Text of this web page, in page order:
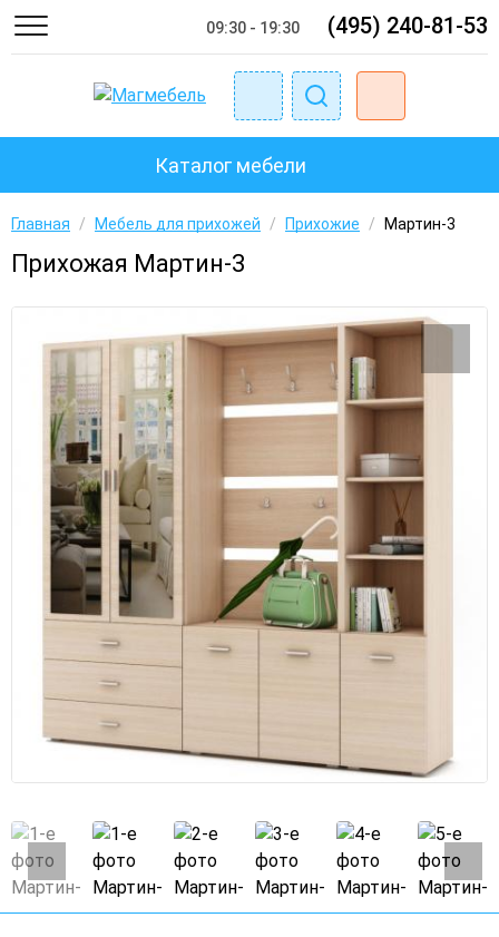
09:30 - 19:30 (495) 240-81-53
Каталог мебели
Главная / Мебель для прихожей / Прихожие / Мартин-3
Прихожая Мартин-3